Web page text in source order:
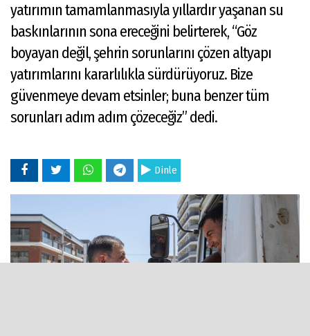
yatırımın tamamlanmasıyla yıllardır yaşanan su
baskınlarının sona ereceğini belirterek, “Göz
boyayan değil, şehrin sorunlarını çözen altyapı
yatırımlarını kararlılıkla sürdürüyoruz. Bize
güvenmeye devam etsinler; buna benzer tüm
sorunları adım adım çözeceğiz” dedi.
Dinle